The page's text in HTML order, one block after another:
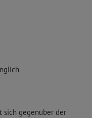
sich gegenüber der